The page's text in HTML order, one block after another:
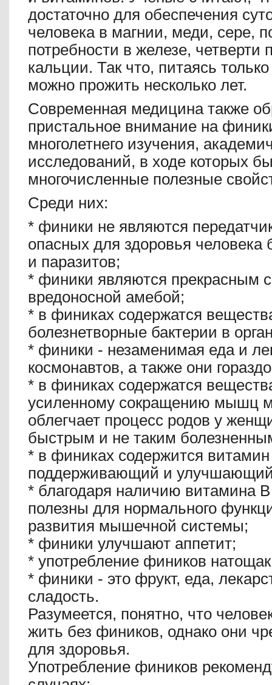
достаточно для обеспечения
человека в магнии, меди, сере,
потребности в железе, четверти
кальции. Так что, питаясь
можно прожить несколько лет.
Современная медицина также
пристальное внимание на
многолетнего изучения,
исследований, в ходе которых
многочисленные полезные
Среди них:
* финики не являются
опасных для здоровья человека
и паразитов;
* финики являются прекрасным
вредоносной амебой;
* в финиках содержатся
болезнетворные бактерии в
* финики - незаменимая еда и
космонавтов, а также они
* в финиках содержатся
усиленному сокращению мышц
облегчает процесс родов у
быстрым и не таким
* в финиках содержится
поддерживающий и
* благодаря наличию витамина
полезны для нормального
развития мышечной системы;
* финики улучшают аппетит;
* употребление фиников
* финики - это фрукт, еда,
сладость.
Разумеется, понятно, что
жить без фиников, однако они
для здоровья.
Употребление фиников